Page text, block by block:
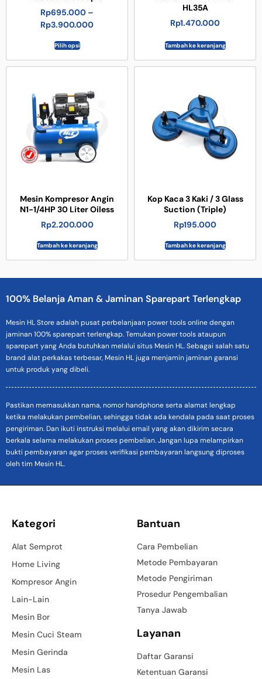
Rp695.000 –
Rp3.900.000
Pilih opsi
HL35A
Rp1.470.000
Tambah ke keranjang
Mesin Kompresor Angin
N1-1/4HP 30 Liter Oiless
Rp2.200.000
Tambah ke keranjang
Kop Kaca 3 Kaki / 3 Glass
Suction (Triple)
Rp195.000
Tambah ke keranjang
100% Belanja Aman & Jaminan Sparepart Terlengkap
Mesin HL Store adalah pusat perbelanjaan power tools online dengan
jaminan 100% sparepart terlengkap. Temukan power tools ataupun
sparepart yang Anda butuhkan melalui situs Mesin HL. Sebagai salah satu
brand alat perkakas terbesar, Mesin HL juga menjamin jaminan garansi
untuk produk yang dibeli.
Pastikan memasukkan nama, nomor handphone serta alamat lengkap
ketika melakukan pembelian, sehingga tidak ada kendala pada saat proses
pengiriman. Dan ikuti instruksi melalui email yang akan dikirim secara
berkala selama melakukan proses pembelian. Jangan lupa melampirkan
bukti pembayaran agar proses verifikasi pembayaran langsung diproses
oleh tim Mesin HL.
Kategori
Alat Semprot
Home Living
Kompresor Angin
Lain-Lain
Mesin Bor
Mesin Cuci Steam
Mesin Gerinda
Mesin Las
Bantuan
Cara Pembelian
Metode Pembayaran
Metode Pengiriman
Prosedur Pengembalian
Tanya Jawab
Layanan
Daftar Garansi
Ketentuan Garansi